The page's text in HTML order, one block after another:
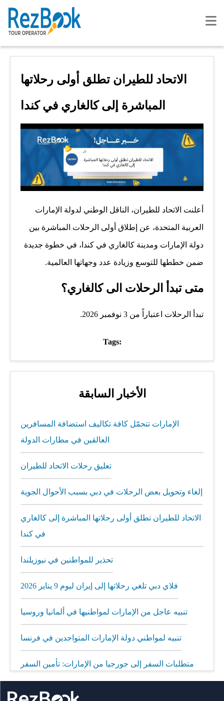
الاتحاد للطيران تطلق أولى رحلاتها
المباشرة إلى كالغاري في كندا
أعلنت الاتحاد للطيران، الناقل الوطني لدولة الإمارات
العربية المتحدة، عن إطلاق أولى الرحلات المباشرة بين
دولة الإمارات ومدينة كالغاري في كندا، في خطوة جديدة
ضمن خططها للتوسع وزيادة عدد وجهاتها العالمية.
متى تبدأ الرحلات الى كالغاري؟
تبدأ الرحلات اعتباراً من 3 نوفمبر 2026.
Tags:
الأخبار السابقة
الإمارات تتحمّل كافة تكاليف استضافة المسافرين
العالقين في مطارات الدولة
تعليق رحلات الاتحاد للطيران
إلغاء وتحويل بعض الرحلات في دبي بسبب الأحوال الجوية
الاتحاد للطيران تطلق أولى رحلاتها المباشرة إلى كالغاري
في كندا
تحذير للمواطنين في نيوزيلندا
فلاي دبي تلغي رحلاتها إلى إيران ليوم 9 يناير 2026
تنبيه عاجل من الإمارات لمواطنيها في ألمانيا وروسيا
تنبيه لمواطني دولة الإمارات المتواجدين في فرنسا
متطلبات السفر إلى جورجيا من الإمارات: تأمين السفر
إلزامي